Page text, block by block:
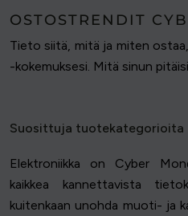
OSTOSTRENDIT
Tieto siitä, mitä ja miten
-kokemuksesi. Mitä sinun
Suosittuja tuotekategorioita
Elektroniikka on Cyber
kaikkea kannettavista
kuitenkaan unohda muoti- ja